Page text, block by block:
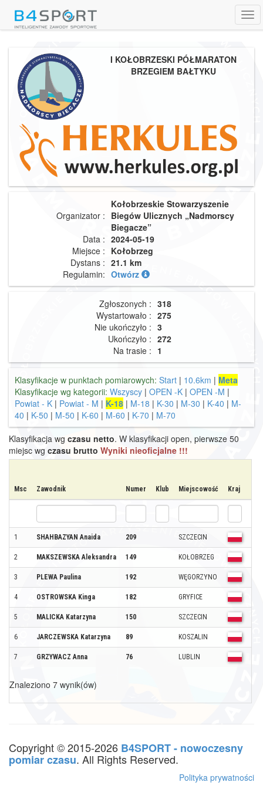
I KOŁOBRZESKI PÓŁMARATON
BRZEGIEM BAŁTYKU
Organizator :
Kołobrzeskie Stowarzyszenie
Biegów Ulicznych „Nadmorscy
Biegacze”
Data : 2024-05-19
Miejsce : Kołobrzeg
Dystans : 21.1 km
Regulamin: Otwórz
Zgłoszonych : 318
Wystartowało : 275
Nie ukończyło : 3
Ukończyło : 272
Na trasie : 1
Klasyfikacje w punktach pomiarowych: Start | 10.6km | Meta
Klasyfikacje wg kategorii: Wszyscy | OPEN -K | OPEN -M |
Powiat - K | Powiat - M | K-18 | M-18 | K-30 | M-30 | K-40 | M-
40 | K-50 | M-50 | K-60 | M-60 | K-70 | M-70
Klasyfikacja wg czasu netto. W klasyfikacji open, pierwsze 50
miejsc wg czasu brutto Wyniki nieoficjalne !!!
Msc Zawodnik Numer Klub Miejscowość Kraj
1 SHAHBAZYAN Anaida 209 SZCZECIN
2 MAKSZEWSKA Aleksandra 149 KOŁOBRZEG
3 PLEWA Paulina 192 WĘGORZYNO
4 OSTROWSKA Kinga 182 GRYFICE
5 MALICKA Katarzyna 150 SZCZECIN
6 JARCZEWSKA Katarzyna 89 KOSZALIN
7 GRZYWACZ Anna 76 LUBLIN
Znaleziono 7 wynik(ów)
Copyright © 2015-2026 B4SPORT - nowoczesny
pomiar czasu. All Rights Reserved.
Polityka prywatności